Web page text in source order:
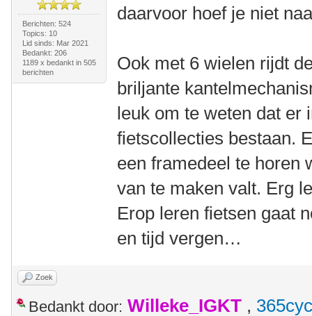
Berichten: 524
Topics: 10
Lid sinds: Mar 2021
Bedankt: 206
1189 x bedankt in 505
berichten
daarvoor hoef je niet
Ook met 6 wielen rijdt
briljante
leuk om te weten dat er
fietscollecties bestaan.
een framedeel te horen
van te maken valt. Erg
Erop leren fietsen gaat
en tijd vergen…
Zoek
Bedankt door: Willeke_IGKT ,